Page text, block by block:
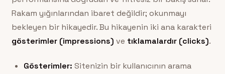
Rakam yığınlarından ibaret değildir; okunmayı
bekleyen bir hikayedir. Bu hikayenin iki ana karakteri
gösterimler (impressions) ve tıklamalardır (clicks).
Gösterimler: Sitenizin bir kullanıcının arama